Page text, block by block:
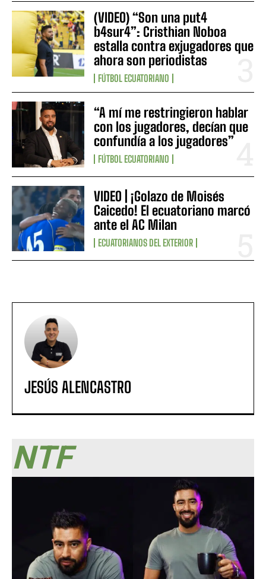
(VIDEO) “Son una put4
b4sur4”: Cristhian Noboa
estalla contra exjugadores que
ahora son periodistas
FÚTBOL ECUATORIANO
“A mí me restringieron hablar
con los jugadores, decían que
confundía a los jugadores”
FÚTBOL ECUATORIANO
VIDEO | ¡Golazo de Moisés
Caicedo! El ecuatoriano marcó
ante el AC Milan
ECUATORIANOS DEL EXTERIOR
JESÚS ALENCASTRO
NTF